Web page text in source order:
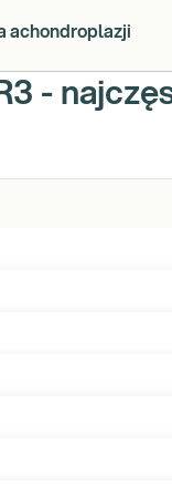
achondroplazji
-